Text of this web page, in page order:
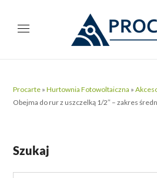
Procarte »Hurtownia Fotowoltaiczna »
Obejma do rur z uszczelką 1/2″ – zakres
Szukaj